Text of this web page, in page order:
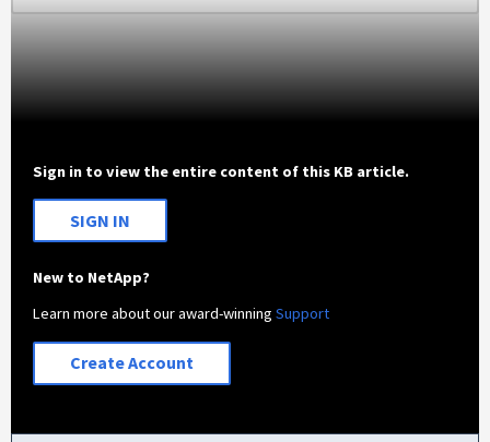
Sign in to view the entire content of this KB article.
SIGN IN
New to NetApp?
Learn more about our award-winningSupport
Create Account